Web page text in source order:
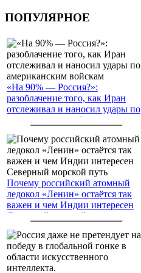
ПОПУЛЯРНОЕ
«На 90% — Россия?»:
разоблачение того, как Иран
отслеживал и наносил удары по
американским войскам
Почему российский атомный
ледокол «Ленин» остаётся так
важен и чем Индии интересен
Северный морской путь